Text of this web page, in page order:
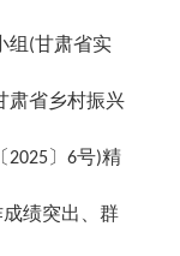
组 (甘肃省实
肃省乡村振兴
2025〕 6号)精
绩突出、群